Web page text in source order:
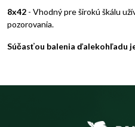
8x42 - Vhodný pre širokú škálu
pozorovania.
Súčasťou balenia ďalekohľadu